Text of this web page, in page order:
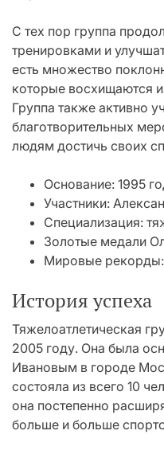
С тех пор группа
тренировками и
есть множество
которые восхищаются
Группа также активно
благотворительных
людям достичь своих
Основание: 1995
Участники:
Специализация:
Золотые медали
Мировые рекорды:
История успеха
Тяжелоатлетическая
2005 году. Она была
Ивановым в городе
состояла из всего 10
она постепенно
больше и больше